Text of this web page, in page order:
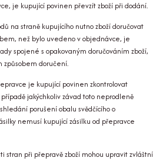
je kupující povinen převzít zboží při dodání.
na straně kupujícího nutno zboží doručovat
než bylo uvedeno v objednávce, je
spojené s opakovaným doručováním zboží,
způsobem doručení.
je kupující povinen zkontrolovat
jakýchkoliv závad toto neprodleně
porušení obalu svědčícího o
nemusí kupující zásilku od přepravce
při přepravě zboží mohou upravit zvláštní